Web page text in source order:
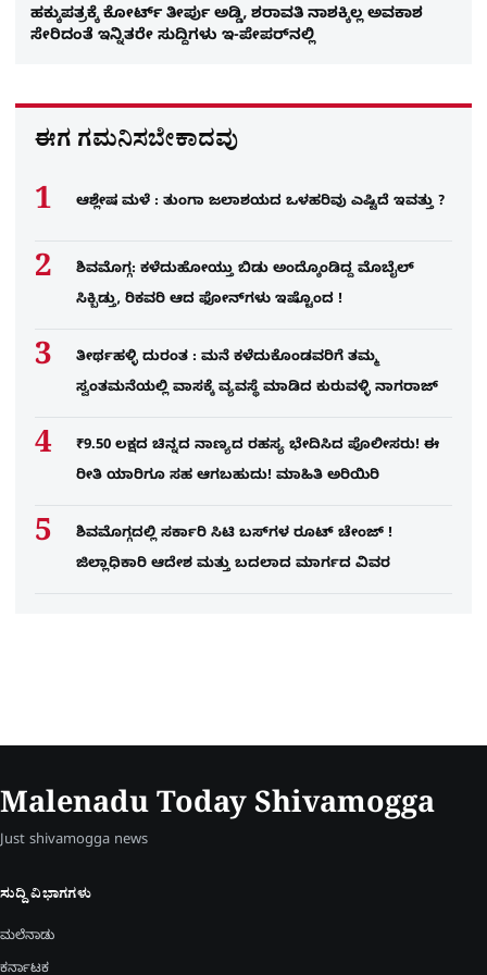
ಹಕ್ಕುಪತ್ರಕ್ಕೆ ಕೋರ್ಟ್​ ತೀರ್ಪು ಅಡ್ಡಿ, ಶರಾವತಿ ನಾಶಕ್ಕಿಲ್ಲ ಅವಕಾಶ
ಸೇರಿದಂತೆ ಇನ್ನಿತರೇ ಸುದ್ದಿಗಳು ಇ-ಪೇಪರ್​​ನಲ್ಲಿ
ಈಗ ಗಮನಿಸಬೇಕಾದವು
ಆಶ್ಲೇಷ ಮಳೆ : ತುಂಗಾ ಜಲಾಶಯದ ಒಳಹರಿವು ಎಷ್ಟಿದೆ ಇವತ್ತು ?
ಶಿವಮೊಗ್ಗ: ಕಳೆದುಹೋಯ್ತು ಬಿಡು ಅಂದ್ಕೊಂಡಿದ್ದ ಮೊಬೈಲ್​
ಸಿಕ್ಬಿಡ್ತು, ರಿಕವರಿ ಆದ ಫೋನ್​ಗಳು​ ಇಷ್ಟೊಂದ !
ತೀರ್ಥಹಳ್ಳಿ ದುರಂತ : ಮನೆ ಕಳೆದುಕೊಂಡವರಿಗೆ ತಮ್ಮ
ಸ್ವಂತಮನೆಯಲ್ಲಿ ವಾಸಕ್ಕೆ ವ್ಯವಸ್ಥೆ ಮಾಡಿದ ಕುರುವಳ್ಳಿ ನಾಗರಾಜ್​​
₹9.50 ಲಕ್ಷದ ಚಿನ್ನದ ನಾಣ್ಯದ ರಹಸ್ಯ ಭೇದಿಸಿದ ಪೊಲೀಸರು! ಈ
ರೀತಿ ಯಾರಿಗೂ ಸಹ ಆಗಬಹುದು! ಮಾಹಿತಿ ಅರಿಯಿರಿ
ಶಿವಮೊಗ್ಗದಲ್ಲಿ ಸರ್ಕಾರಿ ಸಿಟಿ ಬಸ್​ಗಳ ರೂಟ್ ಚೇಂಜ್ !
ಜಿಲ್ಲಾಧಿಕಾರಿ ಆದೇಶ ಮತ್ತು ಬದಲಾದ ಮಾರ್ಗದ ವಿವರ
Malenadu Today Shivamogga
Just shivamogga news
ಸುದ್ದಿ ವಿಭಾಗಗಳು
ಮಲೆನಾಡು
ಕರ್ನಾಟಕ